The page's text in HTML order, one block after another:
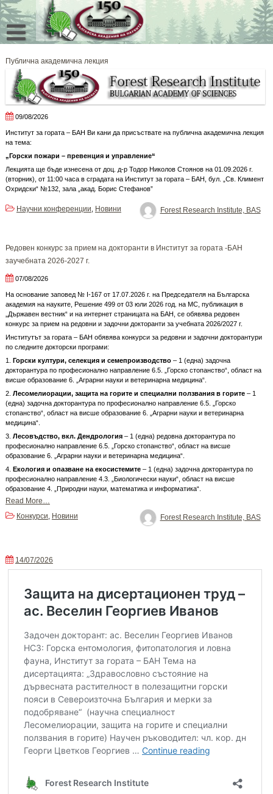
Skip
to
content
Публична академична лекция
09/08/2026
Институт за гората – БАН Ви кани да присъствате на публична академична лекция
на тема:
„Горски пожари – превенция и управление“
Лекцията ще бъде изнесена от доц. д-р Тодор Николов Стоянов на 01.09.2026 г.
(вторник), от 11:00 часа в сградата на Институт за гората – БАН, бул. „Св. Климент
Охридски“ №132, зала „акад. Борис Стефанов”
Forest Research Institute, BAS
Научни конференции, Новини
Редовен конкурс за прием на докторанти в Институт за гората -БАН
заучебната 2026-2027 г.
07/08/2026
На основание заповед № I-167 от 17.07.2026 г. на Председателя на Българска
академия на науките, Решение 499 от 03 юли 2026 год. на МС, публикация в
„Държавен вестник“ и на интернет страницата на БАН, се обявява редовен
конкурс за прием на редовни и задочни докторанти за учебната 2026/2027 г.
Институтът за гората – БАН обявява конкурси за редовни и задочни докторантури
по следните докторски програми:
1. Горски култури, селекция и семепроизводство – 1 (една) задочна
докторантура по професионално направление 6.5. „Горско стопанство“, област на
висше образование 6. „Аграрни науки и ветеринарна медицина“.
2. Лесомелиорации, защита на горите и специални ползвания в горите – 1
(една) задочна докторантура по професионално направление 6.5. „Горско
стопанство“, област на висше образование 6. „Аграрни науки и ветеринарна
медицина“.
3. Лесовъдство, вкл. Дендрология – 1 (една) редовна докторантура по
професионално направление 6.5. „Горско стопанство“, област на висше
образование 6. „Аграрни науки и ветеринарна медицина“.
4. Екология и опазване на екосистемите – 1 (една) задочна докторантура по
професионално направление 4.3. „Биологически науки“, област на висше
образование 4. „Природни науки, математика и информатика“.
Read More…
Forest Research Institute, BAS
Конкурси, Новини
14/07/2026